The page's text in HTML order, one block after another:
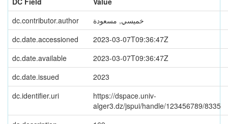
dc.contributor.author
خميسي, مسعودة
dc.date.accessioned
2023-03-07T09:36:47Z
dc.date.available
2023-03-07T09:36:47Z
dc.date.issued
2023
dc.identifier.uri
https://dspace.univ-
alger3.dz/jspui/handle/123456789/8335